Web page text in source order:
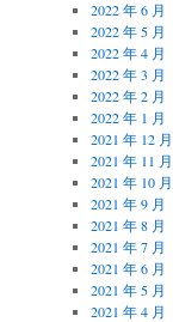
2022 年 6 月
2022 年 5 月
2022 年 4 月
2022 年 3 月
2022 年 2 月
2022 年 1 月
2021 年 12 月
2021 年 11 月
2021 年 10 月
2021 年 9 月
2021 年 8 月
2021 年 7 月
2021 年 6 月
2021 年 5 月
2021 年 4 月